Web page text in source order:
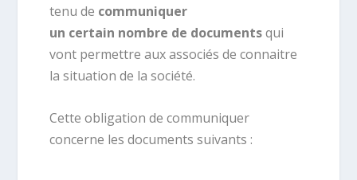
tenu de communiquer
un certain nombre de documentsqui
vont permettre aux associés de connaitre
la situation de la société.
Cette obligation de communiquer
concerne les documents suivants :